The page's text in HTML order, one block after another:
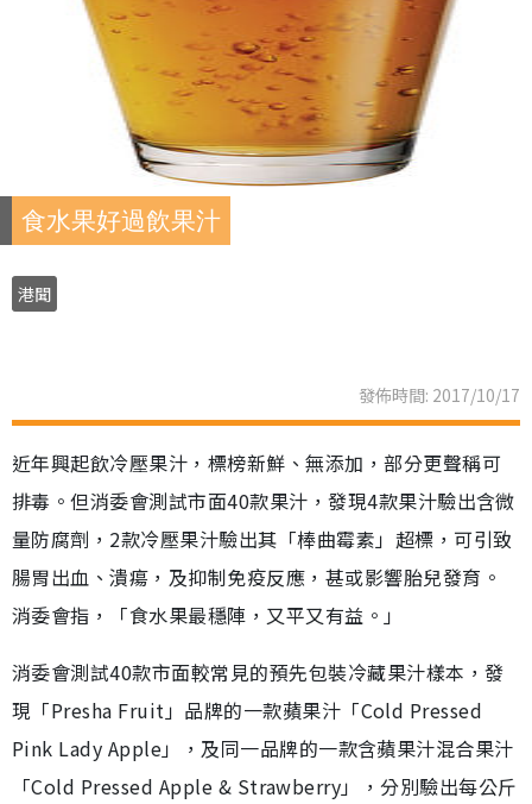
食水果好過飲果汁
港聞
發佈時間: 2017/10/17
近年興起飲冷壓果汁，標榜新鮮、無添加，部分更聲稱可
排毒。但消委會測試市面40款果汁，發現4款果汁驗出含微
量防腐劑，2款冷壓果汁驗出其「棒曲霉素」超標，可引致
腸胃出血、潰瘍，及抑制免疫反應，甚或影響胎兒發育。
消委會指，「食水果最穩陣，又平又有益。」
消委會測試40款市面較常見的預先包裝冷藏果汁樣本，發
現「Presha Fruit」品牌的一款蘋果汁「Cold Pressed
Pink Lady Apple」，及同一品牌的一款含蘋果汁混合果汁
「Cold Pressed Apple & Strawberry」，分別驗出每公斤